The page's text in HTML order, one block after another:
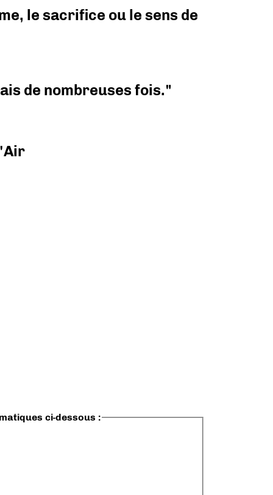
le sacrifice ou le sens de
de nombreuses fois."
ci-dessous :